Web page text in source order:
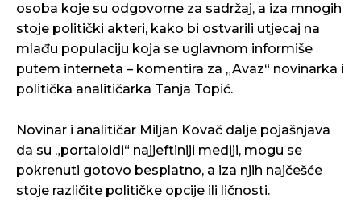
osoba koje su odgovorne za sadržaj, a iza mnogih
stoje politički akteri, kako bi ostvarili utjecaj na
mlađu populaciju koja se uglavnom informiše
putem interneta – komentira za „Avaz“ novinarka i
politička analitičarka Tanja Topić.
Novinar i analitičar Miljan Kovač dalje pojašnjava
da su „portaloidi“ najjeftiniji mediji, mogu se
pokrenuti gotovo besplatno, a iza njih najčešće
stoje različite političke opcije ili ličnosti.